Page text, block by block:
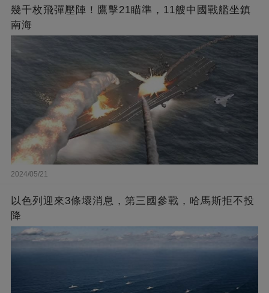
幾千枚飛彈壓陣！鷹擊21瞄準，11艘中國戰艦坐鎮
南海
2024/05/21
以色列迎來3條壞消息，第三國參戰，哈馬斯拒不投
降